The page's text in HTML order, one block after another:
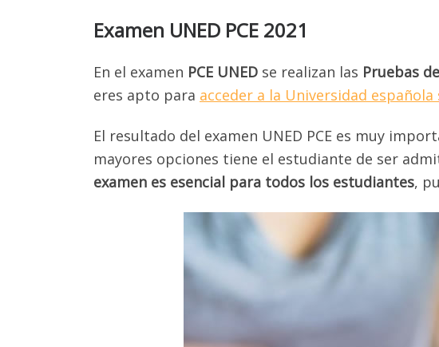
Examen UNED PCE 2021
En el examen PCE UNED se realizan las Pruebas
eres apto para acceder a la Universidad
El resultado del examen UNED PCE es muy
mayores opciones tiene el estudiante de ser
examen es esencial para todos los estudiantes,